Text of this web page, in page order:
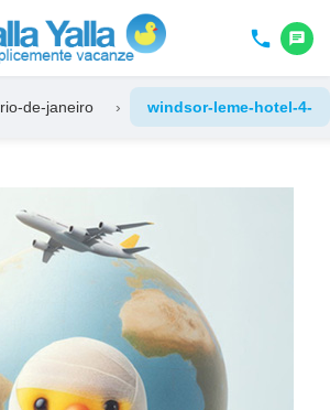
phone chat
rio-de-janeiro › windsor-leme-hotel-4-